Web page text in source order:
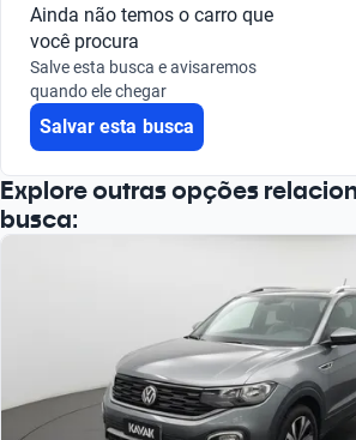
Busque por modelo
Busque por versão
Ainda não temos o carro que
você procura
Salve esta busca e avisaremos
quando ele chegar
Salvar esta busca
Explore outras opções
busca: